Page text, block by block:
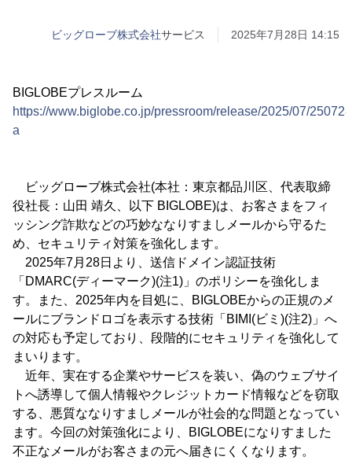
ビッグローブ株式会社サービス 2025年7月28日 14:15
BIGLOBEプレスルーム
https://www.biglobe.co.jp/pressroom/release/2025/07/
a
ビッグローブ株式会社(本社：東京都品川区、代表取締
役社長：山田 靖久、以下 BIGLOBE)は、お客さまをフィ
ッシング詐欺などの巧妙ななりすましメールから守るた
め、セキュリティ対策を強化します。
2025年7月28日より、送信ドメイン認証技術
「DMARC(ディーマーク)(注1)」のポリシーを強化しま
す。また、2025年内を目処に、BIGLOBEからの正規のメ
ールにブランドロゴを表示する技術「BIMI(ビミ)(注2)」へ
の対応も予定しており、段階的にセキュリティを強化して
まいります。
近年、実在する企業やサービスを装い、偽のウェブサイ
トへ誘導して個人情報やクレジットカード情報などを窃取
する、悪質ななりすましメールが社会的な問題となってい
ます。今回の対策強化により、BIGLOBEになりすました
不正なメールがお客さまの元へ届きにくくなります。